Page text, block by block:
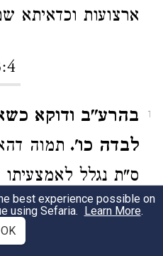
ארצועות וכדאיתא
1
בהרע"ב ודוקא
לבדה כו'. תמוה
ס"ת נגלל לאמצעיתו
אילך ואילך. וא"כ
א"צ אלא כדי לגול
best experience possible on
using Sefaria. Learn More.
OK